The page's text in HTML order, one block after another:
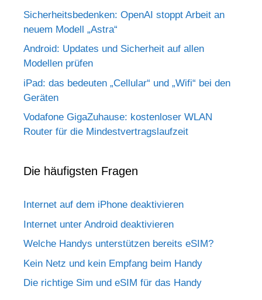
Sicherheitsbedenken: OpenAI stoppt Arbeit an
neuem Modell „Astra“
Android: Updates und Sicherheit auf allen
Modellen prüfen
iPad: das bedeuten „Cellular“ und „Wifi“ bei den
Geräten
Vodafone GigaZuhause: kostenloser WLAN
Router für die Mindestvertragslaufzeit
Die häufigsten Fragen
Internet auf dem iPhone deaktivieren
Internet unter Android deaktivieren
Welche Handys unterstützen bereits eSIM?
Kein Netz und kein Empfang beim Handy
Die richtige Sim und eSIM für das Handy